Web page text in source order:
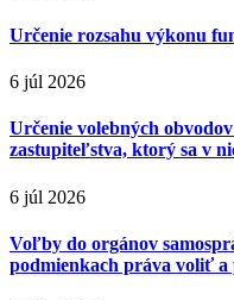
Určenie rozsahu výkonu
6 júl 2026
Určenie volebných
zastupiteľstva, ktorý sa v
6 júl 2026
Voľby do orgánov
podmienkach práva voliť